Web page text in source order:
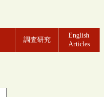
調査研究
English
Articles